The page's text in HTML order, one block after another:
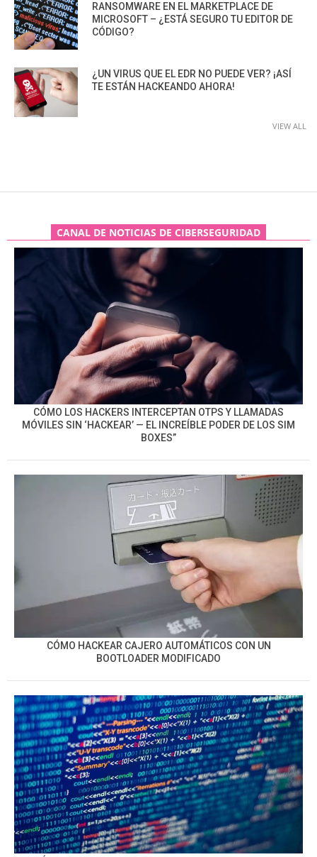
RANSOMWARE EN EL MARKETPLACE DE
MICROSOFT – ¿ESTÁ SEGURO TU EDITOR DE
CÓDIGO?
¿UN VIRUS QUE EL EDR NO PUEDE VER? ¡ASÍ
TE ESTÁN HACKEANDO AHORA!
VIEW ALL
CANAL DE NOTICIAS DE CIBERSEGURIDAD
CÓMO LOS HACKERS INTERCEPTAN OTPS Y LLAMADAS
MÓVILES SIN ‘HACKEAR’ — EL INCREÍBLE PODER DE LOS SIM
BOXES”
CÓMO HACKEAR CAJERO AUTOMÁTICOS CON UN
BOOTLOADER MODIFICADO